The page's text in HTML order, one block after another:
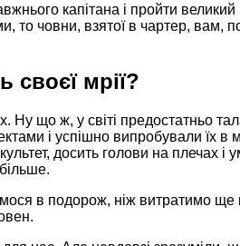
капітана і пройти
то човни, взятої в чартер, вам,
своєї мрії?
Ну що ж, у світі предостатньо
і успішно випробували їх в
досить голови на плечах і
в подорож, ніж витратимо ще